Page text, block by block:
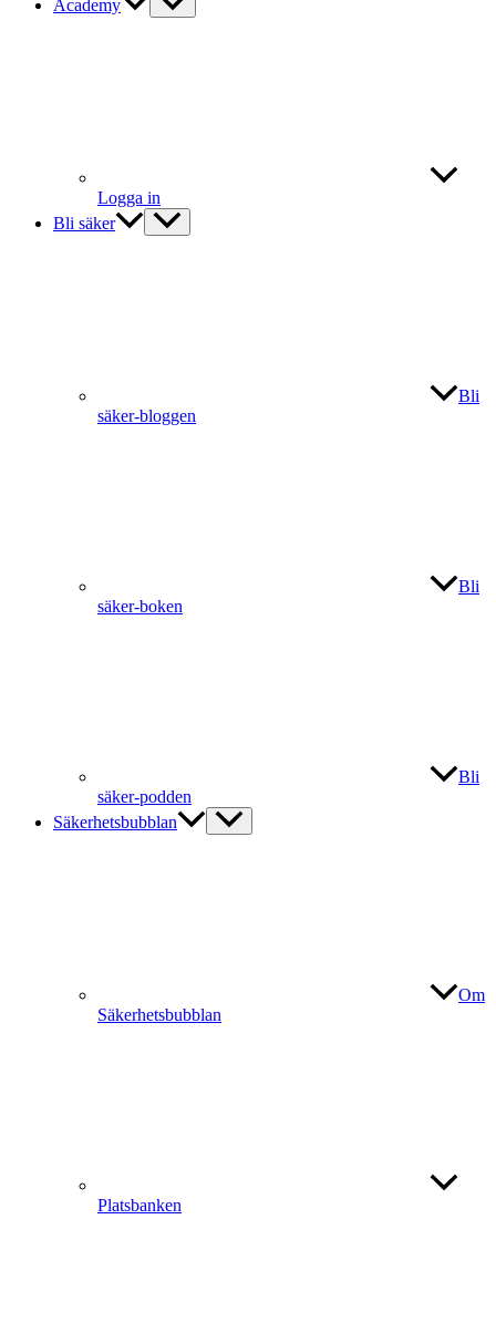
Academy
Logga in
Bli säker
Bli
säker-bloggen
Bli
säker-boken
Bli
säker-podden
Säkerhetsbubblan
Om
Säkerhetsbubblan
Platsbanken